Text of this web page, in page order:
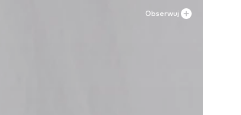
Obserwuj